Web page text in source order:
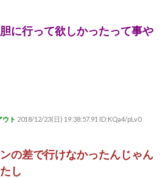
に行って欲しかったって事や
ウト 2018/12/23(日) 19:38:57.91 ID:KQa4/pLv0
の差で行けなかったんじゃん
し